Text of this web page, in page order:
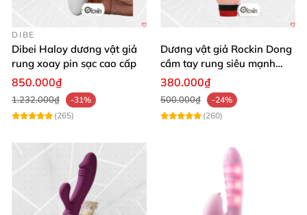
DIBE
Dibei Haloy dương vật giả
rung xoay pin sạc cao cấp
850.000₫
1.232.000₫
-31%
(265)
Dương vật giả Rockin Dong
cầm tay rung siêu mạnh
silicon y tế cao cấp
380.000₫
500.000₫
-24%
(260)